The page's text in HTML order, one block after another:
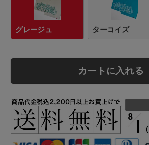
グレージュ ターコイズ
カートに入れる